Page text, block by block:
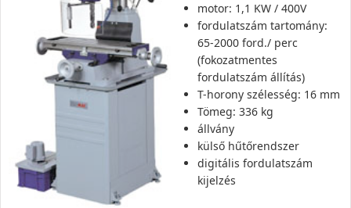
motor: 1,1 KW / 400V
fordulatszám tartomány:
65-2000 ford./ perc
(fokozatmentes
fordulatszám állítás)
T-horony szélesség: 16 mm
Tömeg: 336 kg
állvány
külső hűtőrendszer
digitális fordulatszám
kijelzés